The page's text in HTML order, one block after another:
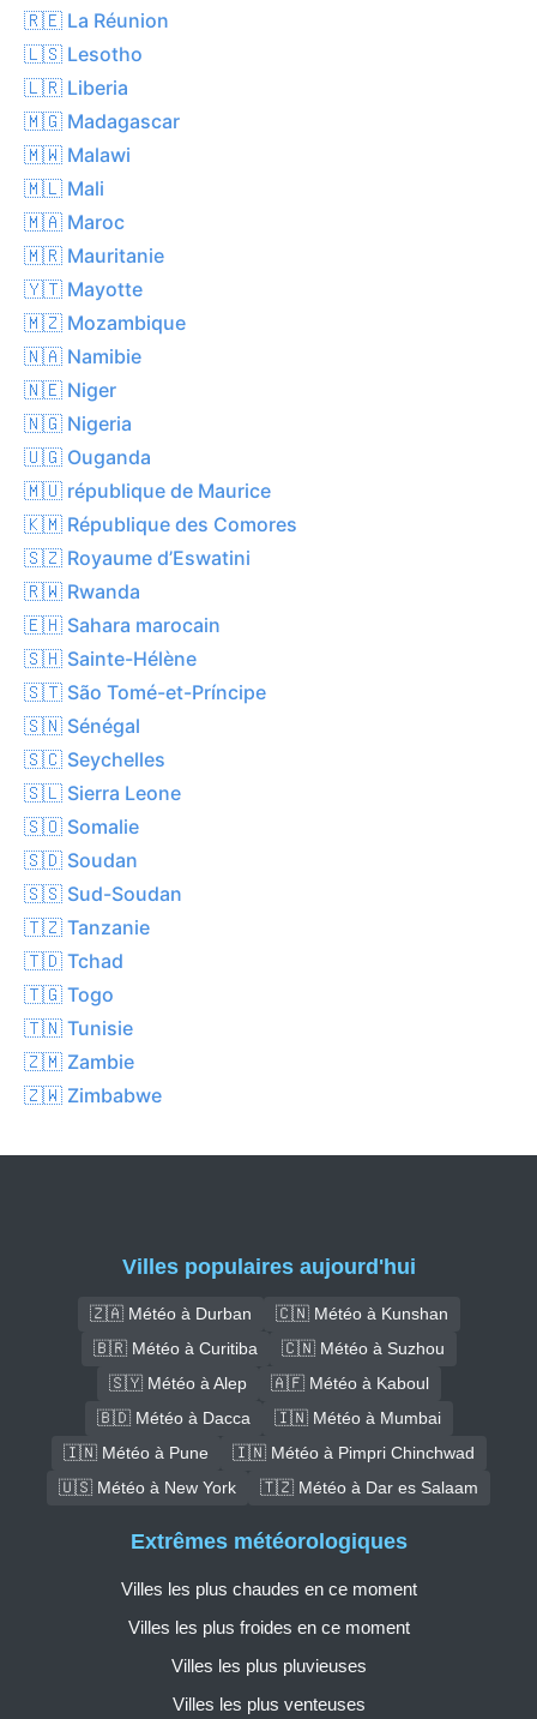
🇷🇪 La Réunion
🇱🇸 Lesotho
🇱🇷 Liberia
🇲🇬 Madagascar
🇲🇼 Malawi
🇲🇱 Mali
🇲🇦 Maroc
🇲🇷 Mauritanie
🇾🇹 Mayotte
🇲🇿 Mozambique
🇳🇦 Namibie
🇳🇪 Niger
🇳🇬 Nigeria
🇺🇬 Ouganda
🇲🇺 république de Maurice
🇰🇲 République des Comores
🇸🇿 Royaume d’Eswatini
🇷🇼 Rwanda
🇪🇭 Sahara marocain
🇸🇭 Sainte-Hélène
🇸🇹 São Tomé-et-Príncipe
🇸🇳 Sénégal
🇸🇨 Seychelles
🇸🇱 Sierra Leone
🇸🇴 Somalie
🇸🇩 Soudan
🇸🇸 Sud-Soudan
🇹🇿 Tanzanie
🇹🇩 Tchad
🇹🇬 Togo
🇹🇳 Tunisie
🇿🇲 Zambie
🇿🇼 Zimbabwe
Villes populaires aujourd'hui
🇿🇦 Météo à Durban
🇨🇳 Météo à Kunshan
🇧🇷 Météo à Curitiba
🇨🇳 Météo à Suzhou
🇸🇾 Météo à Alep
🇦🇫 Météo à Kaboul
🇧🇩 Météo à Dacca
🇮🇳 Météo à Mumbai
🇮🇳 Météo à Pune
🇮🇳 Météo à Pimpri Chinchwad
🇺🇸 Météo à New York
🇹🇿 Météo à Dar es Salaam
Extrêmes météorologiques
Villes les plus chaudes en ce moment
Villes les plus froides en ce moment
Villes les plus pluvieuses
Villes les plus venteuses